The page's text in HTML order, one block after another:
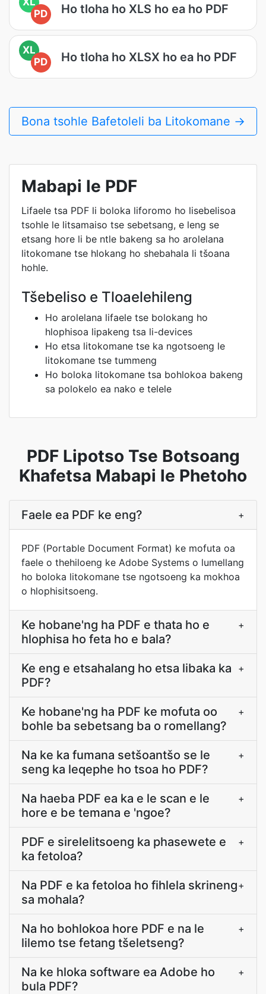
PD
Ho tloha ho XLS ho ea ho PDF
XL
PD
Ho tloha ho XLSX ho ea ho PDF
Bona tsohle Bafetoleli ba Litokomane →
Mabapi le PDF
Lifaele tsa PDF li boloka liforomo ho lisebelisoa
tsohle le litsamaiso tse sebetsang, e leng se
etsang hore li be ntle bakeng sa ho arolelana
litokomane tse hlokang ho shebahala li tšoana
hohle.
Tšebeliso e Tloaelehileng
Ho arolelana lifaele tse bolokang ho
hlophisoa lipakeng tsa li-devices
Ho etsa litokomane tse ka ngotsoeng le
litokomane tse tummeng
Ho boloka litokomane tsa bohlokoa bakeng
sa polokelo ea nako e telele
PDF Lipotso Tse Botsoang
Khafetsa Mabapi le Phetoho
Faele ea PDF ke eng? +
PDF (Portable Document Format) ke mofuta oa
faele o thehiloeng ke Adobe Systems o lumellang
ho boloka litokomane tse ngotsoeng ka mokhoa
o hlophisitsoeng.
Ke hobane'ng ha PDF e thata ho e
hlophisa ho feta ho e bala?
+
Ke eng e etsahalang ho etsa libaka ka
PDF?
+
Ke hobane'ng ha PDF ke mofuta oo
bohle ba sebetsang ba o romellang?
+
Na ke ka fumana setšoantšo se le
seng ka leqephe ho tsoa ho PDF?
+
Na haeba PDF ea ka e le scan e le
hore e be temana e 'ngoe?
+
PDF e sirelelitsoeng ka phasewete e
ka fetoloa?
+
Na PDF e ka fetoloa ho fihlela skrineng
sa mohala?
+
Na ho bohlokoa hore PDF e na le
lilemo tse fetang tšeletseng?
+
Na ke hloka software ea Adobe ho
bula PDF?
+